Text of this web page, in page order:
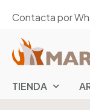
Contacta por
TIENDA